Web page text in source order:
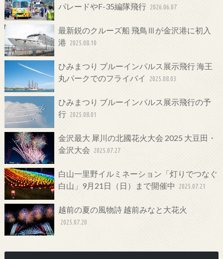
パレードやF-35編隊飛行 2026.06.07
最新鋭のクルーズ船 飛鳥Ⅲが金沢港に初入
港 2025.08.10
ひみまつり ブルーインパルス展示飛行 海王
丸パークでのフライバイ
2025.08.03
ひみまつり ブルーインパルス展示飛行の予
行 2025.08.01
金沢最大 犀川の北國花火大会 2025 大豆田・
金沢大会 2025.07.27
白山一里野イルミネーション「灯りでつなぐ
白山」9月21日（日）まで開催中
2025.07.21
越前の夏の風物詩 越前みなと大花火
2025.07.20